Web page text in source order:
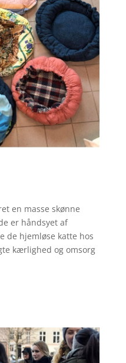
en masse skønne
er håndsyet af
de hjemløse katte hos
kærlighed og omsorg